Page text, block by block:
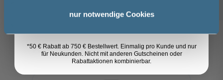
nur notwendige Cookies
Kunden kauften auch 8
Anmelden
*50 € Rabatt ab 750 € Bestellwert. Einmalig pro Kunde und nur
für Neukunden. Nicht mit anderen Gutscheinen oder
Rabattaktionen kombinierbar.